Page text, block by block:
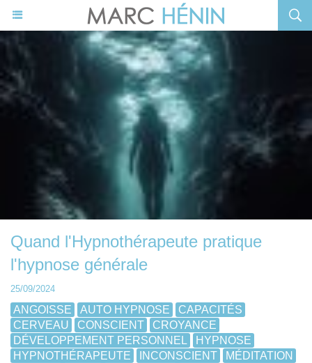
Quand l'Hypnothérapeute pratique
l'hypnose générale
25/09/2024
ANGOISSE AUTO HYPNOSE
CAPACITÉS
CERVEAU
CONSCIENT
CROYANCE
DÉVELOPPEMENT PERSONNEL
HYPNOSE
HYPNOTHÉRAPEUTE
INCONSCIENT
MÉDITATION